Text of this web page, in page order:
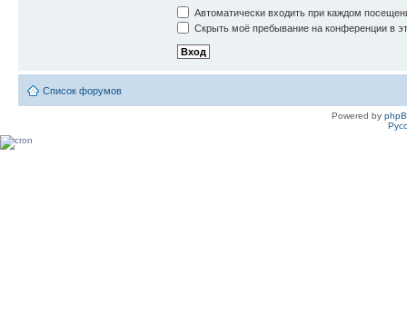
Автоматически входить при каждом
Скрыть моё пребывание на конференции в
Список форумов
Powered by